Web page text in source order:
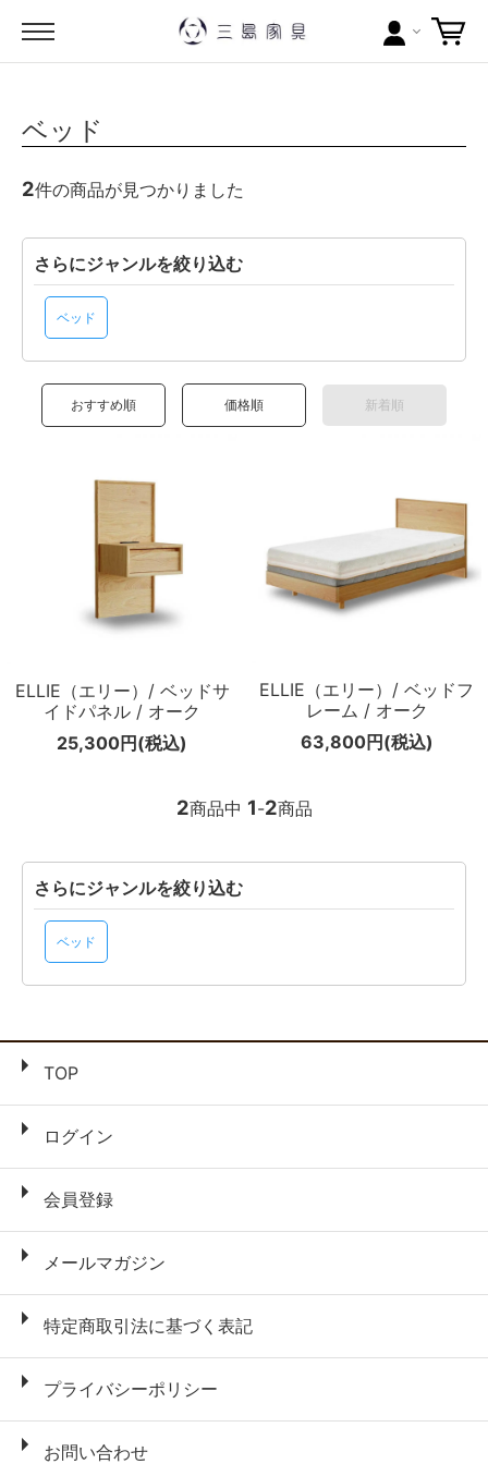
ブランドから探す
問い合わせ
当店について
お買い物ガイド
ポイントについて
配送料について
Facebook
ベッド
2件の商品が見つかりました
さらにジャンルを絞り込む
ベッド
おすすめ順 価格順 新着順
ELLIE（エリー）/ ベッドサ
イドパネル / オーク
25,300円(税込)
ELLIE（エリー）/ ベッドフ
レーム / オーク
63,800円(税込)
2商品中 1-2商品
さらにジャンルを絞り込む
ベッド
TOP
ログイン
会員登録
メールマガジン
特定商取引法に基づく表記
プライバシーポリシー
お問い合わせ